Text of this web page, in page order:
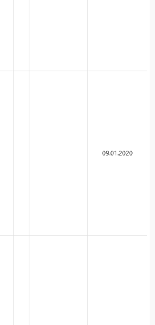
09.01.2020